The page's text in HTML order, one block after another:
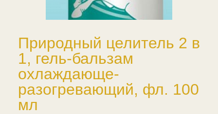
Природный целитель 2 в
1, гель-бальзам
охлаждающе-
разогревающий, фл. 100
мл